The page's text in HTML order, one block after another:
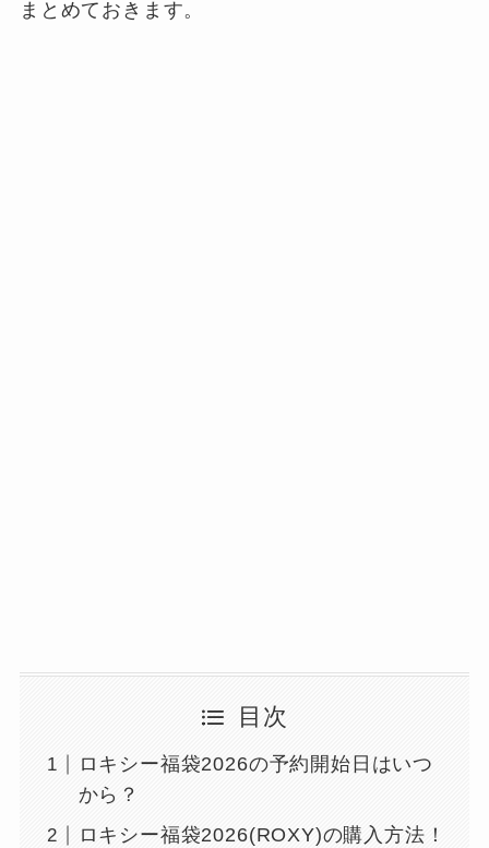
まとめておきます。
目次
ロキシー福袋2026の予約開始日はいつ
から？
ロキシー福袋2026(ROXY)の購入方法！